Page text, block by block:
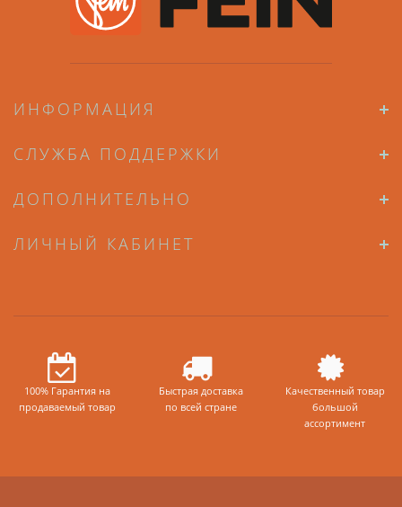
ИНФОРМАЦИЯ
СЛУЖБА ПОДДЕРЖКИ
ДОПОЛНИТЕЛЬНО
ЛИЧНЫЙ КАБИНЕТ
100% Гарантия на
продаваемый товар
Быстрая доставка
по всей стране
Качественный товар
большой
ассортимент